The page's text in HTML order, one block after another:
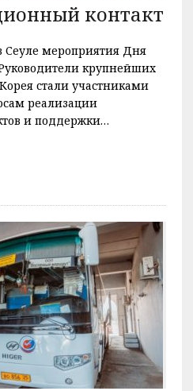
контакт
Сеуле мероприятия Дня
крупнейших
стали участниками
реализации
и поддержки…